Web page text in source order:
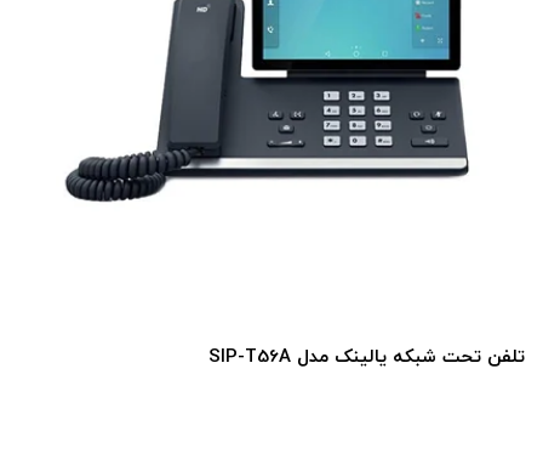
تلفن تحت شبکه یالینک مدل SIP-T56A